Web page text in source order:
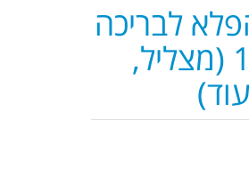
לבריכה
5 פעולות ב-1 (מצליל,